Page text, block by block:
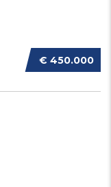
€ 450.000